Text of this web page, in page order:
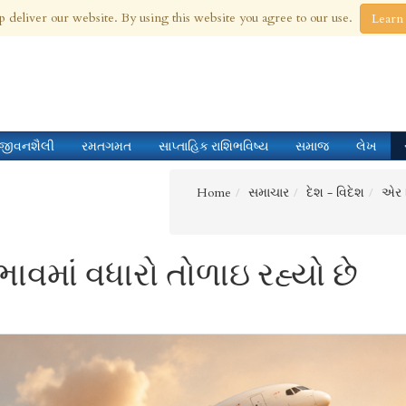
2026
રમતગમત સાપ્તાહિક રાશિભવિષ્ય સમાજ લેખ
Home સમાચાર દેશ - વિદેશ એર
વધારો તોળાઇ રહ્યો છે
deliver our website. By using this website you agree to our use.